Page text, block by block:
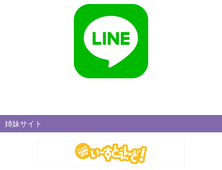
姉妹サイト